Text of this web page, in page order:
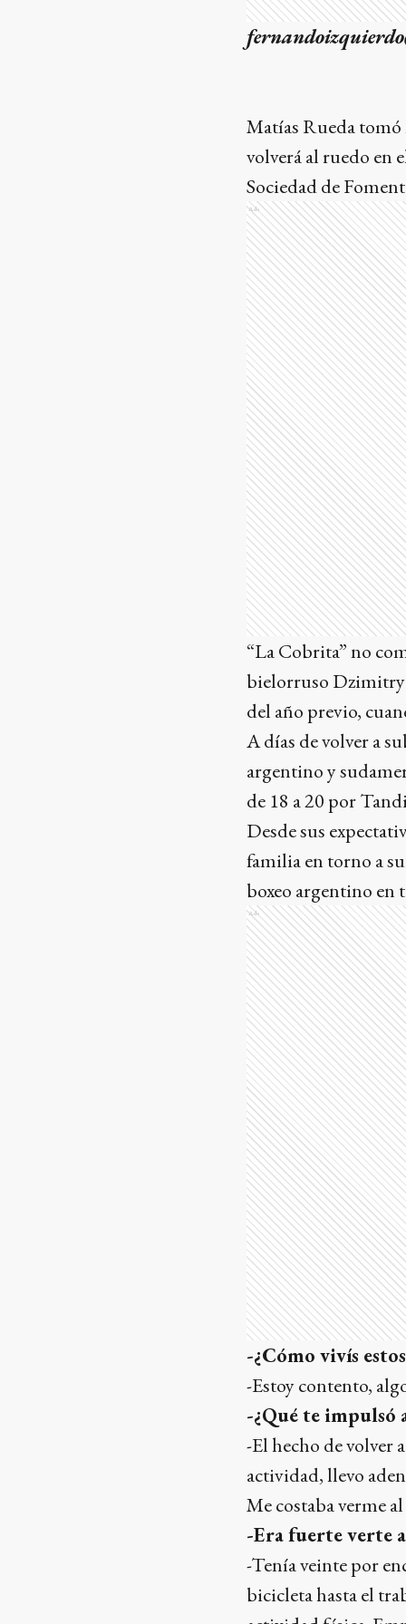
Matías Rueda tomó
volverá al ruedo en
Sociedad de
Ads
“La Cobrita” no
bielorruso Dzimitry
del año previo,
A días de volver a
argentino y
de 18 a 20 por
Desde sus
familia en torno a
boxeo argentino en
Ads
-¿Cómo vivís
-Estoy contento,
-¿Qué te impulsó
-El hecho de volver
actividad, llevo
Me costaba verme
-Era fuerte verte
-Tenía veinte por
bicicleta hasta el